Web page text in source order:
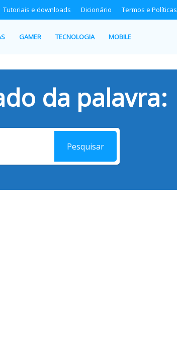
Tutoriais e downloads Dicionário Termos e Políticas
GAMER TECNOLOGIA MOBILE
da palavra:
Pesquisar